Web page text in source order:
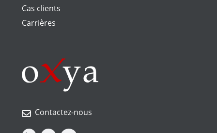
Cas clients
Carrières
Contactez-nous